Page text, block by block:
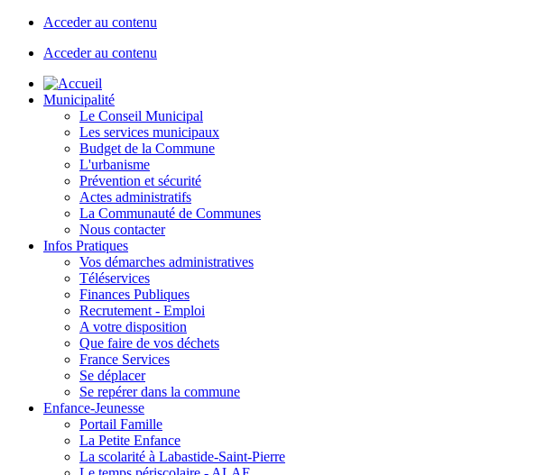
Acceder au contenu
Acceder au contenu
Municipalité
Le Conseil Municipal
Les services municipaux
Budget de la Commune
L'urbanisme
Prévention et sécurité
Actes administratifs
La Communauté de Communes
Nous contacter
Infos Pratiques
Vos démarches administratives
Téléservices
Finances Publiques
Recrutement - Emploi
A votre disposition
Que faire de vos déchets
France Services
Se déplacer
Se repérer dans la commune
Enfance-Jeunesse
Portail Famille
La Petite Enfance
La scolarité à Labastide-Saint-Pierre